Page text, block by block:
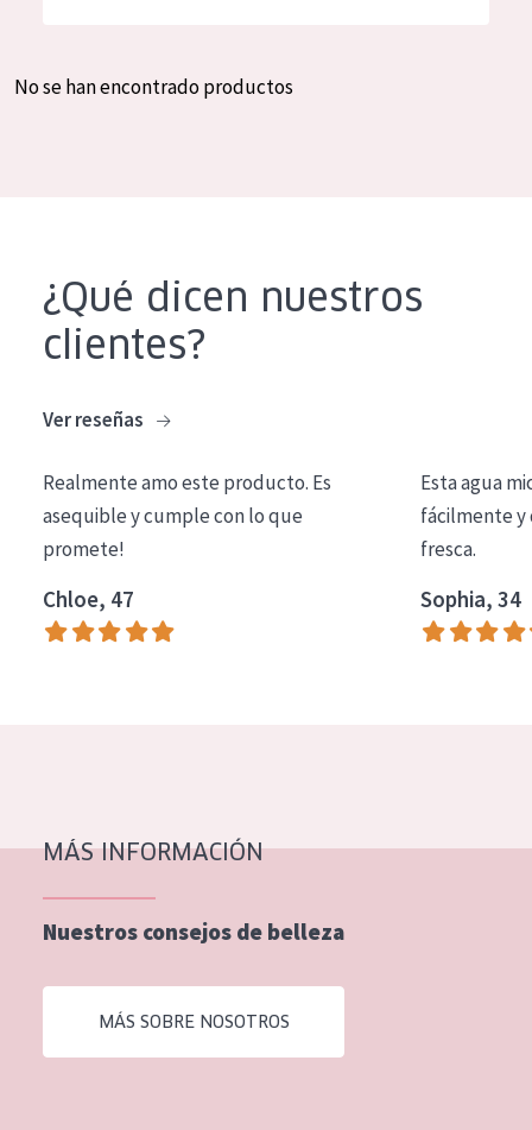
Crema de día
Crema de noche
Limpieza
COLECCIÓN
Essentials
Lift+
Piel normal y seca
Piel mixata o grasa
Piel madura
Piel expuesta al sol
Piel menopáusica
Spanish
No se han encontrado productos
¿Qué dicen nuestros
clientes?
Ver reseñas
Realmente amo este producto. Es
asequible y cumple con lo que
promete!
Chloe, 47
Esta agua
fácilmente y
fresca.
Sophia, 34
MÁS INFORMACIÓN
Nuestros consejos de belleza
MÁS SOBRE NOSOTROS